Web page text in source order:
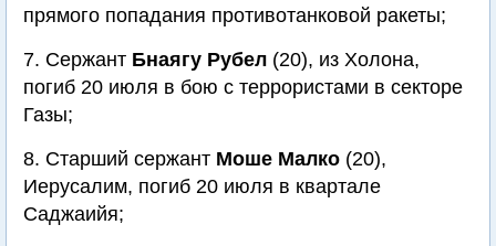
прямого попадания противотанковой ракеты;
7. Сержант Бнаягу Рубел (20), из Холона,
погиб 20 июля в бою с террористами в секторе
Газы;
8. Старший сержант Моше Малко (20),
Иерусалим, погиб 20 июля в квартале
Саджаийя;